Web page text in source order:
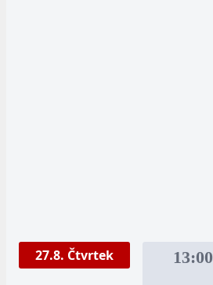
27.8. Čtvrtek 13:00